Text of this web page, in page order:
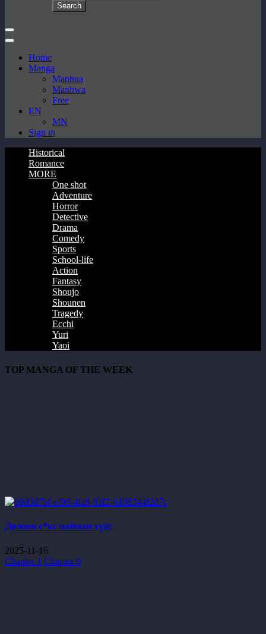
Home
Manga
Manhua
Manhwa
Free
EN
MN
Sign in
Historical
Romance
MORE
One shot
Adventure
Horror
Detective
Drama
Comedy
Sports
School-life
Action
Fantasy
Shoujo
Shounen
Tragedy
Ecchi
Yuri
Yaoi
TOP MANGA OF THE WEEK
Долоон с*кс найман хүйс
2025-11-16
Chapter 1 Chapter 0